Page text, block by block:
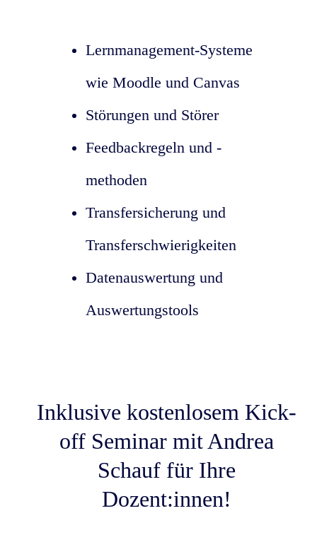
Lernmanagement-Systeme
wie Moodle und Canvas
Störungen und Störer
Feedbackregeln und -
methoden
Transfersicherung und
Transferschwierigkeiten
Datenauswertung und
Auswertungstools
Inklusive kostenlosem Kick-
off Seminar mit Andrea
Schauf für Ihre
Dozent:innen!